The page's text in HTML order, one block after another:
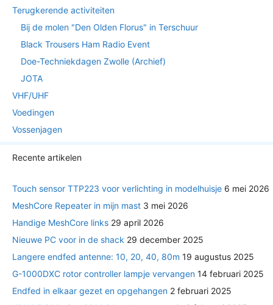
Terugkerende activiteiten
Bij de molen "Den Olden Florus" in Terschuur
Black Trousers Ham Radio Event
Doe-Techniekdagen Zwolle (Archief)
JOTA
VHF/UHF
Voedingen
Vossenjagen
Recente artikelen
Touch sensor TTP223 voor verlichting in modelhuisje 6 mei 2026
MeshCore Repeater in mijn mast 3 mei 2026
Handige MeshCore links 29 april 2026
Nieuwe PC voor in de shack 29 december 2025
Langere endfed antenne: 10, 20, 40, 80m 19 augustus 2025
G-1000DXC rotor controller lampje vervangen 14 februari 2025
Endfed in elkaar gezet en opgehangen 2 februari 2025